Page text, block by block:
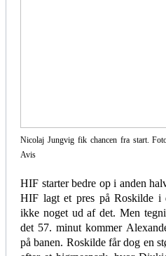
Nicolaj Jungvig fik chancen fra start.
Avis
HIF starter bedre op i anden
HIF lagt et pres på Roskilde i
ikke noget ud af det. Men
det 57. minut kommer
på banen. Roskilde får dog en